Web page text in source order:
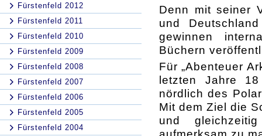
Fürstenfeld 2012
Fürstenfeld 2011
Fürstenfeld 2010
Fürstenfeld 2009
Fürstenfeld 2008
Fürstenfeld 2007
Fürstenfeld 2006
Fürstenfeld 2005
Fürstenfeld 2004
Denn mit seiner
und
gewinnen
Büchern
Für „Abenteuer
letzten Jahre
nördlich des
Mit dem Ziel die
und